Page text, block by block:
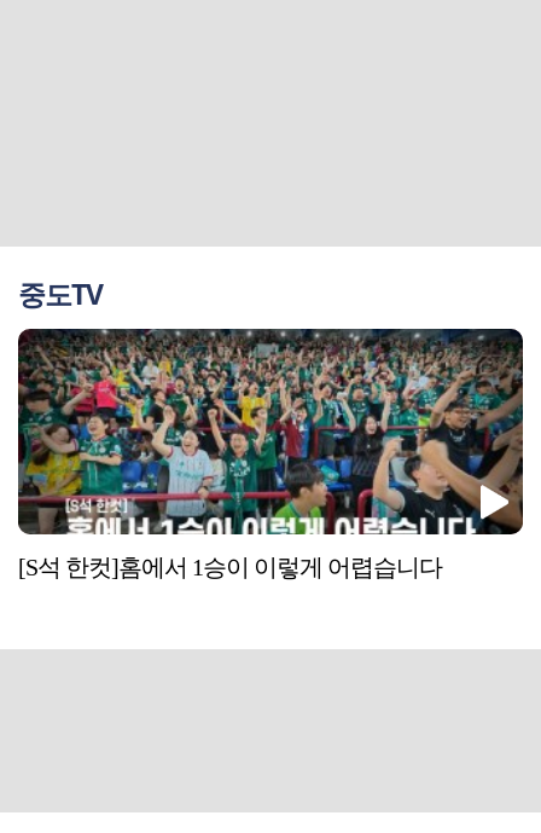
중도TV
[S석 한컷]홈에서 1승이 이렇게 어렵습니다